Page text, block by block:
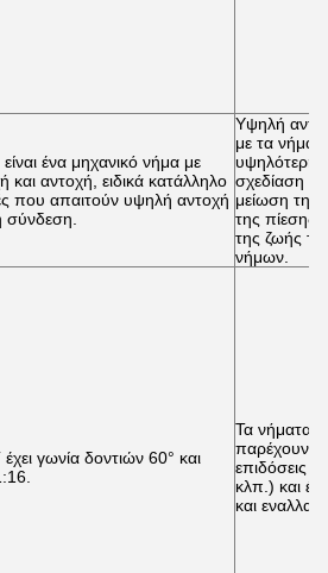
ένα μηχανικό νήμα με
και αντοχή, ειδικά κατάλληλο
που απαιτούν υψηλή αντοχή
σύνδεση.
Υψηλή
με τα
υψηλότερη
σχεδίαση
μείωση της
της πίεσης
της ζωής
νήμων.
γωνία δοντιών 60° και
Τα νήματα
παρέχουν
επιδόσεις
κλπ.) και
και